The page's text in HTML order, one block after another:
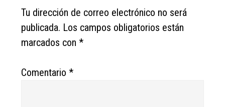
Tu dirección de correo electrónico no será
publicada. Los campos obligatorios están
marcados con*
Comentario*